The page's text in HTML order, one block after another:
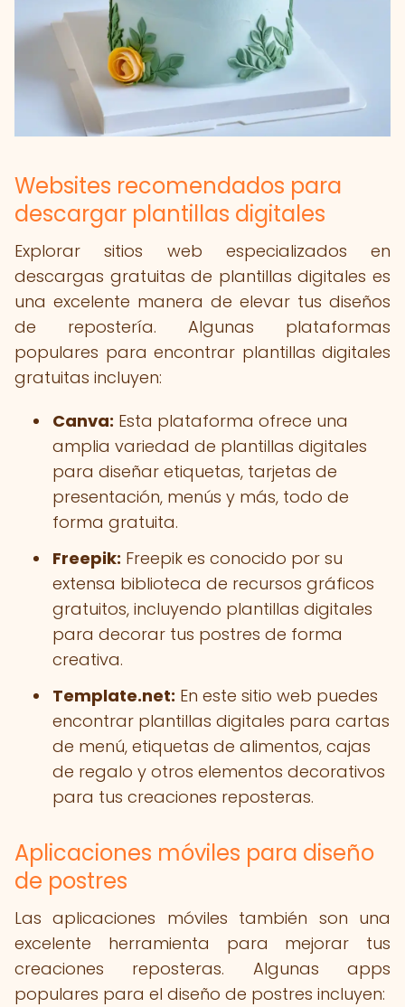
Websites recomendados para
descargar plantillas digitales
Explorar sitios web especializados en
descargas gratuitas de plantillas digitales es
una excelente manera de elevar tus diseños
de repostería. Algunas plataformas
populares para encontrar plantillas digitales
gratuitas incluyen:
Canva: Esta plataforma ofrece una
amplia variedad de plantillas digitales
para diseñar etiquetas, tarjetas de
presentación, menús y más, todo de
forma gratuita.
Freepik: Freepik es conocido por su
extensa biblioteca de recursos gráficos
gratuitos, incluyendo plantillas digitales
para decorar tus postres de forma
creativa.
Template.net: En este sitio web puedes
encontrar plantillas digitales para cartas
de menú, etiquetas de alimentos, cajas
de regalo y otros elementos decorativos
para tus creaciones reposteras.
Aplicaciones móviles para diseño
de postres
Las aplicaciones móviles también son una
excelente herramienta para mejorar tus
creaciones reposteras. Algunas apps
populares para el diseño de postres incluyen: